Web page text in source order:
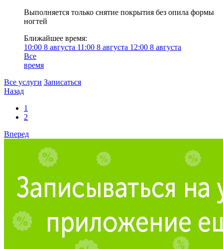
Выполняется только снятие покрытия без опила формы
ногтей
Ближайшее время:
10:00 8 августа 11:00 8 августа 12:00 8 августа
Все
время
Все услуги Записаться
Назад
1
2
Вперед